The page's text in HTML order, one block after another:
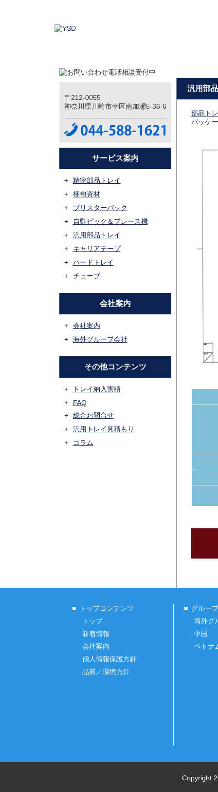
〒212-0055
神奈川県川崎市幸区南加瀬5-36-6
サービス案内
精密部品トレイ
梱包資材
ブリスターパック
自動ピック＆プレース機
汎用部品トレイ
キャリアテープ
ハードトレイ
チューブ
会社案内
会社案内
海外グループ会社
その他コンテンツ
トレイ納入実績
FAQ
総合お問合せ
汎用トレイ見積もり
コラム
汎用部
部品ト
パッケ
トップコンテンツ
トップ
新着情報
会社案内
個人情報保護方針
品質／環境方針
グルー
海外グ
中国
ベトナ
Copyright